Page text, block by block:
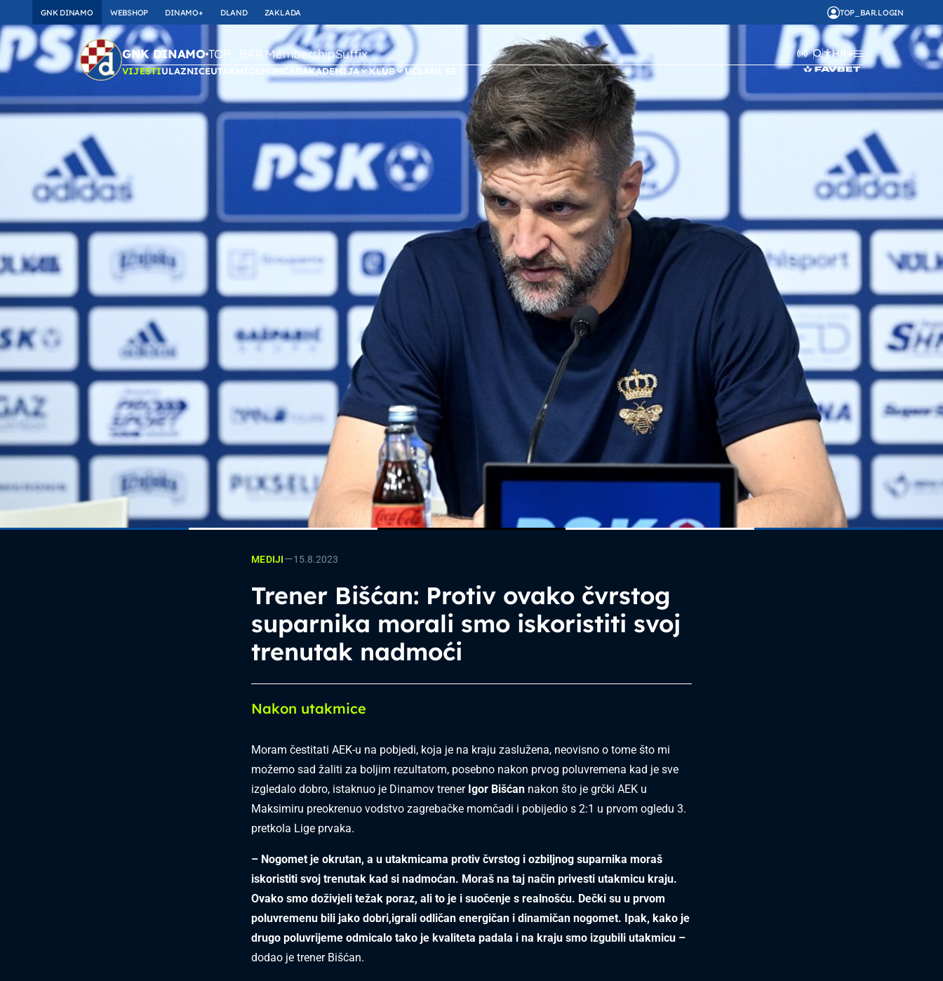
GNK DINAMO WEBSHOP DINAMO+ DLAND ZAKLADA TOP_BAR.LOGIN
GNK DINAMO TOP_BAR.MembershipSuffix HR
VIJESTIULAZNICEUTAKMICEMOMČADAKADEMIJA KLUB UČLANI SE
MEDIJI—15.8.2023
Trener Bišćan: Protiv ovako čvrstog
suparnika morali smo iskoristiti svoj
trenutak nadmoći
Nakon utakmice
Moram čestitati AEK-u na pobjedi, koja je na kraju zaslužena, neovisno o tome što mi
možemo sad žaliti za boljim rezultatom, posebno nakon prvog poluvremena kad je sve
izgledalo dobro, istaknuo je Dinamov trener Igor Bišćan nakon što je grčki AEK u
Maksimiru preokrenuo vodstvo zagrebačke momčadi i pobijedio s 2:1 u prvom ogledu 3.
pretkola Lige prvaka.
– Nogomet je okrutan, a u utakmicama protiv čvrstog i ozbiljnog suparnika moraš
iskoristiti svoj trenutak kad si nadmoćan. Moraš na taj način privesti utakmicu kraju.
Ovako smo doživjeli težak poraz, ali to je i suočenje s realnošću. Dečki su u prvom
poluvremenu bili jako dobri,igrali odličan energičan i dinamičan nogomet. Ipak, kako je
drugo poluvrijeme odmicalo tako je kvaliteta padala i na kraju smo izgubili utakmicu –
dodao je trener Bišćan.